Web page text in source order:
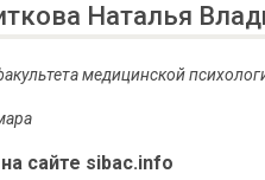
Наталья
медицинской
сайте sibac.info